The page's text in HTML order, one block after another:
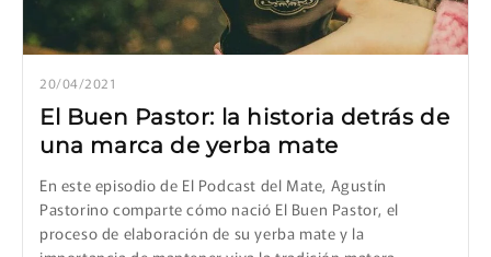
20/04/2021
El Buen Pastor: la historia detrás de
una marca de yerba mate
En este episodio de El Podcast del Mate, Agustín
Pastorino comparte cómo nació El Buen Pastor, el
proceso de elaboración de su yerba mate y la